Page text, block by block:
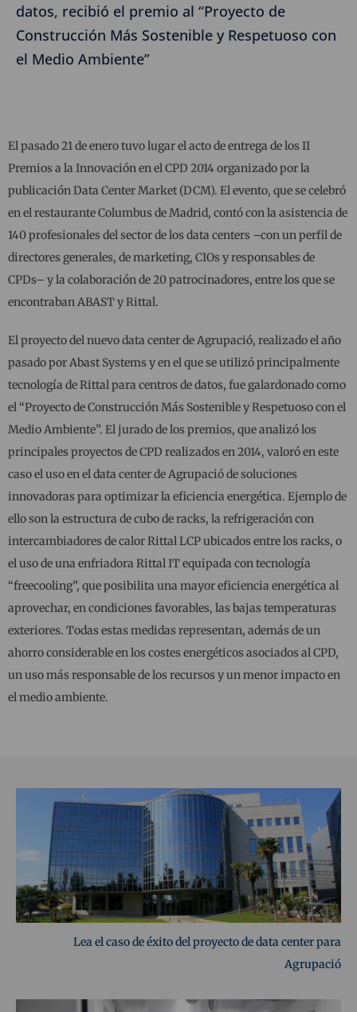
datos, recibió el premio al “Proyecto de
Construcción Más Sostenible y Respetuoso con
el Medio Ambiente”
El pasado 21 de enero tuvo lugar el acto de entrega de los II
Premios a la Innovación en el CPD 2014 organizado por la
publicación Data Center Market (DCM). El evento, que se celebró
en el restaurante Columbus de Madrid, contó con la asistencia de
140 profesionales del sector de los data centers –con un perfil de
directores generales, de marketing, CIOs y responsables de
CPDs– y la colaboración de 20 patrocinadores, entre los que se
encontraban ABAST y Rittal.
El proyecto del nuevo data center de Agrupació, realizado el año
pasado por Abast Systems y en el que se utilizó principalmente
tecnología de Rittal para centros de datos, fue galardonado como
el “Proyecto de Construcción Más Sostenible y Respetuoso con el
Medio Ambiente”. El jurado de los premios, que analizó los
principales proyectos de CPD realizados en 2014, valoró en este
caso el uso en el data center de Agrupació de soluciones
innovadoras para optimizar la eficiencia energética. Ejemplo de
ello son la estructura de cubo de racks, la refrigeración con
intercambiadores de calor Rittal LCP ubicados entre los racks, o
el uso de una enfriadora Rittal IT equipada con tecnología
“freecooling”, que posibilita una mayor eficiencia energética al
aprovechar, en condiciones favorables, las bajas temperaturas
exteriores. Todas estas medidas representan, además de un
ahorro considerable en los costes energéticos asociados al CPD,
un uso más responsable de los recursos y un menor impacto en
el medio ambiente.
Lea el caso de éxito del proyecto de data center para
Agrupació